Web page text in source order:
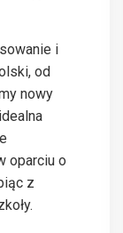
i
od
nowy
oparciu o
z